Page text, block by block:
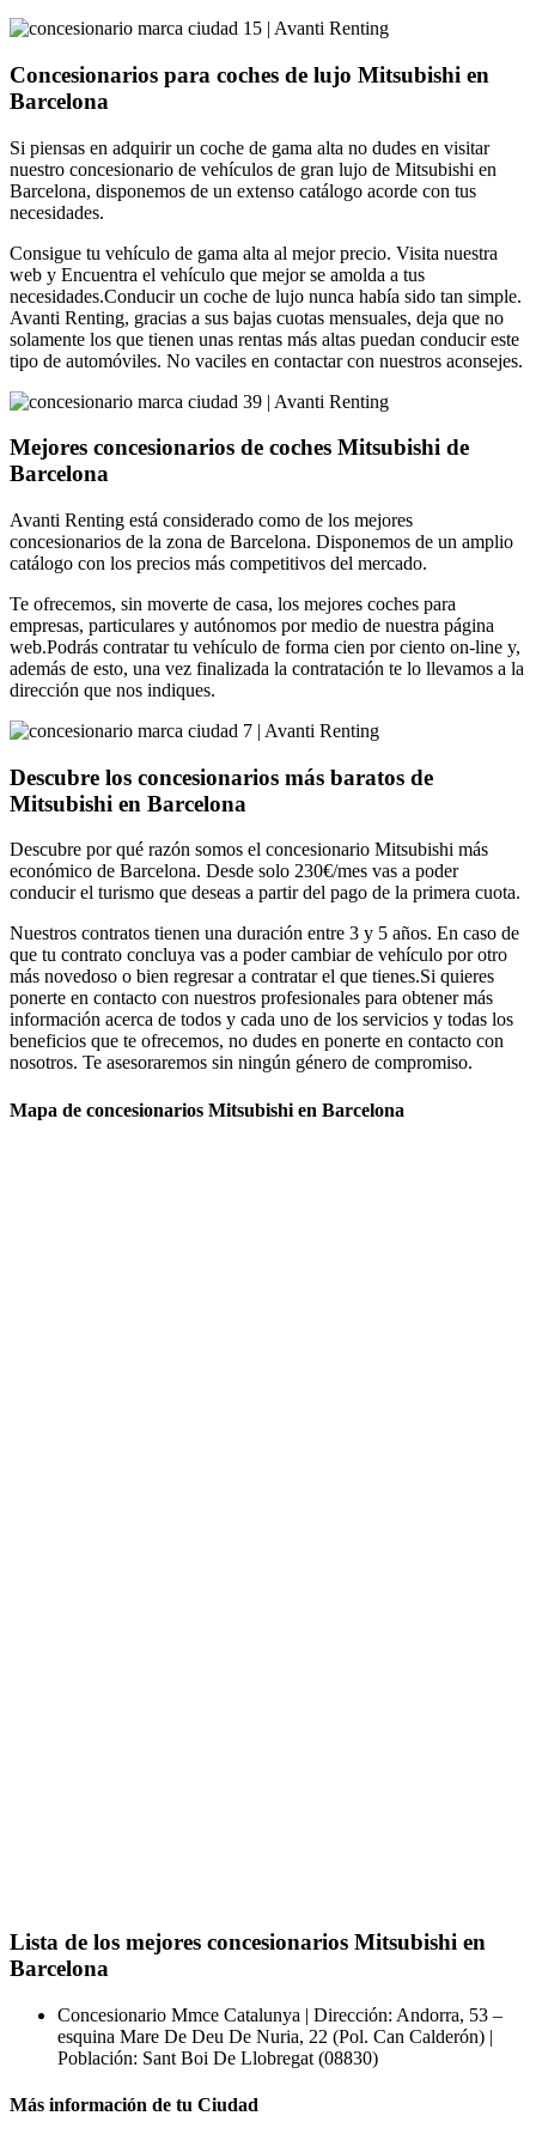
Concesionarios para coches de lujo Mitsubishi en
Barcelona
Si piensas en adquirir un coche de gama alta no dudes en visitar
nuestro concesionario de vehículos de gran lujo de Mitsubishi en
Barcelona, disponemos de un extenso catálogo acorde con tus
necesidades.
Consigue tu vehículo de gama alta al mejor precio. Visita nuestra
web y Encuentra el vehículo que mejor se amolda a tus
necesidades.Conducir un coche de lujo nunca había sido tan simple.
Avanti Renting, gracias a sus bajas cuotas mensuales, deja que no
solamente los que tienen unas rentas más altas puedan conducir este
tipo de automóviles. No vaciles en contactar con nuestros aconsejes.
Mejores concesionarios de coches Mitsubishi de
Barcelona
Avanti Renting está considerado como de los mejores
concesionarios de la zona de Barcelona. Disponemos de un amplio
catálogo con los precios más competitivos del mercado.
Te ofrecemos, sin moverte de casa, los mejores coches para
empresas, particulares y autónomos por medio de nuestra página
web.Podrás contratar tu vehículo de forma cien por ciento on-line y,
además de esto, una vez finalizada la contratación te lo llevamos a la
dirección que nos indiques.
Descubre los concesionarios más baratos de
Mitsubishi en Barcelona
Descubre por qué razón somos el concesionario Mitsubishi más
económico de Barcelona. Desde solo 230€/mes vas a poder
conducir el turismo que deseas a partir del pago de la primera cuota.
Nuestros contratos tienen una duración entre 3 y 5 años. En caso de
que tu contrato concluya vas a poder cambiar de vehículo por otro
más novedoso o bien regresar a contratar el que tienes.Si quieres
ponerte en contacto con nuestros profesionales para obtener más
información acerca de todos y cada uno de los servicios y todas los
beneficios que te ofrecemos, no dudes en ponerte en contacto con
nosotros. Te asesoraremos sin ningún género de compromiso.
Mapa de concesionarios Mitsubishi en Barcelona
Lista de los mejores concesionarios Mitsubishi en
Barcelona
Concesionario Mmce Catalunya | Dirección: Andorra, 53 –
esquina Mare De Deu De Nuria, 22 (Pol. Can Calderón) |
Población: Sant Boi De Llobregat (08830)
Más información de tu Ciudad